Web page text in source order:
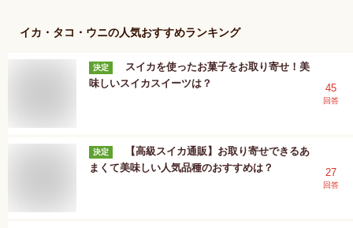
イカ・タコ・ウニの人気おすすめランキング
決定
スイカを使ったお菓子をお取り寄せ！美
味しいスイカスイーツは？
45
回答
決定
【高級スイカ通販】お取り寄せできるあ
まくて美味しい人気品種のおすすめは？
27
回答